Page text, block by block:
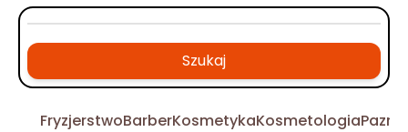
Szukaj
FryzjerstwoBarberKosmetykaKosmetologia